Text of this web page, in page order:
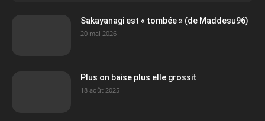
Sakayanagi est « tombée » (de Maddesu96)
20 mai 2026
Plus on baise plus elle grossit
18 août 2025